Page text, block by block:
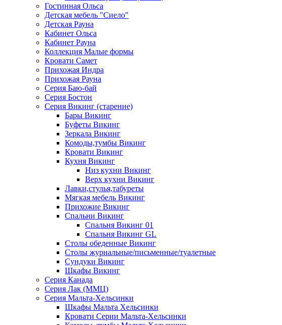
Гостинная Ольса
Детская мебель "Сиело"
Детская Рауна
Кабинет Ольса
Кабинет Рауна
Коллекция Малые формы
Кровати Самет
Прихожая Индра
Прихожая Рауна
Серия Баю-бай
Серия Бостон
Серия Викинг (старение)
Бары Викинг
Буфеты Викинг
Зеркала Викинг
Комоды,тумбы Викинг
Кровати Викинг
Кухня Викинг
Низ кухни Викинг
Верх кухни Викинг
Лавки,стулья,табуреты
Мягкая мебель Викинг
Прихожие Викинг
Спальни Викинг
Спальня Викинг 01
Спальня Викинг GL
Столы обеденные Викинг
Столы журнальные/письменные/туалетные
Сундуки Викинг
Шкафы Викинг
Серия Канада
Серия Лак (ММЦ)
Серия Мальта-Хельсинки
Шкафы Мальта Хельсинки
Кровати Серии Мальта-Хельсинки